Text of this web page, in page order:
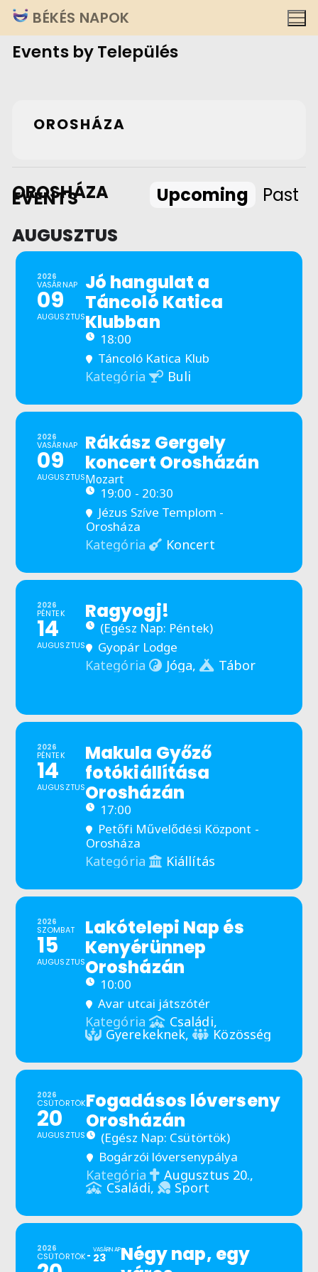
Ugrás
a
tartalomra
BÉKÉS NAPOK
Events by Település
OROSHÁZA
OROSHÁZA
EVENTS Upcoming
Past
AUGUSZTUS
2026
VASÁRNAP
09
AUGUSZTUS
Jó hangulat a
Táncoló Katica
Klubban
18:00
Táncoló Katica Klub
Kategória Buli
2026
VASÁRNAP
09
AUGUSZTUS
Rákász Gergely
koncert Orosházán
Mozart
19:00 - 20:30
Jézus Szíve Templom -
Orosháza
Kategória Koncert
2026
PÉNTEK
14
AUGUSZTUS
Ragyogj!
(Egész Nap: Péntek)
Gyopár Lodge
Kategória Jóga, Tábor
2026
PÉNTEK
14
AUGUSZTUS
Makula Győző
fotókiállítása
Orosházán
17:00
Petőfi Művelődési Központ -
Orosháza
Kategória Kiállítás
2026
SZOMBAT
15
AUGUSZTUS
Lakótelepi Nap és
Kenyérünnep
Orosházán
10:00
Avar utcai játszótér
Kategória Családi,
Gyerekeknek, Közösség
2026
CSÜTÖRTÖK
20
AUGUSZTUS
Fogadásos lóverseny
Orosházán
(Egész Nap: Csütörtök)
Bogárzói lóversenypálya
Kategória Augusztus 20.,
Családi, Sport
2026
CSÜTÖRTÖK
VASÁRNAP
23
Négy nap, egy